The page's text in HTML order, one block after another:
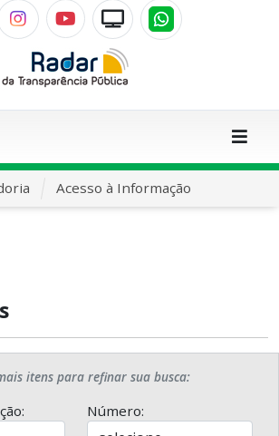
Acesso à Informação
itens para refinar sua busca:
Número: